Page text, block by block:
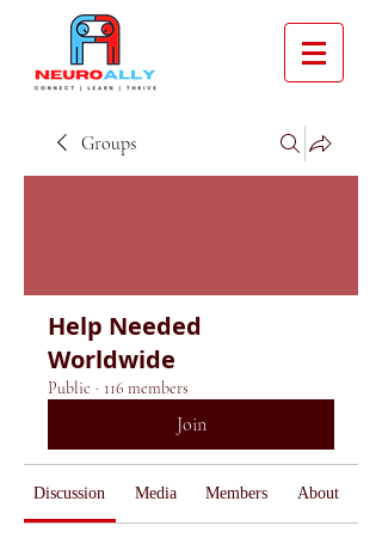
Groups
Help Needed
Worldwide
Public · 116 members
Join
Discussion Media Members About